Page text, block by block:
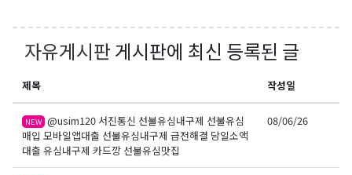
자유게시판게시판에 최신 등록된 글
제목 작성일
NEW @usim120 서진통신 선불유심내구제 선불유심
매입 모바일앱대출 선불유심내구제 급전해결 당일소액
대출 유심내구제 카드깡 선불유심맛집
08/06/26